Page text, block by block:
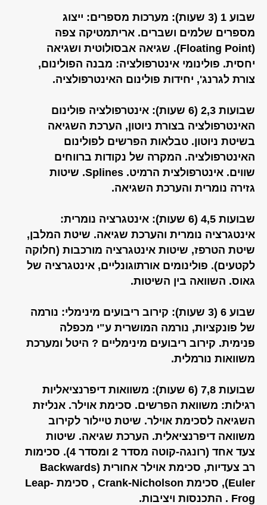
שבוע 1 (3 שעות): מערכות מספרים: ייצוג
מספרים שלמים ושברים. אריתמטיקה צפה
(Floating Point). שגיאה אבסולוטית ושגיאה
יחסית. פולינומי אינטרפולציה: מבנה הפולינום,
צורת לגרנג', יחידות פולינום האינטרפולציה.
שבועות 2,3 (6 שעות): אינטרפולציה פולינום
האינטרפולציה בצורת ניוטון, הערכת השגיאה
בשיטת ניוטון. טבלאות הפרשים לפולינום
האינטרפולציה. המקרה של נקודות ברווחים
שווים. אינטרפולצית הרמיט. Splines. שיטות
גזירה נומרית והערכת השגיאה.
שבועות 4,5 (6 שעות): אינטגרציה נומרית:
אינטגרציה נומרית והערכת שגיאה. שיטת המלבן,
שיטת הטרפז, שיטות אינטגרציה מורכבות (חלוקה
לקטעים). פולינומים אורתוגונליים, אינטגרציה של
גאוס. השוואה בין השיטות.
שבוע 6 (3 שעות): קירוב ריבועים מינימלי: נורמה
של פונקציות, נורמה המושרית ע"י מכפלה
פנימית. קירוב ריבועים מינימליים ? היטל ומערכת
משוואות נורמלית.
שבועות 7,8 (6 שעות): משוואות דיפרנציאליות
רגילות: משוואת הפרשים. סכימת אוילר. אנליזת
השגיאה לסכימת אוילר. שיטת טיילור לקירוב
משוואה דיפרנציאלית. הערכת שגיאה. שיטות
צעד אחד (רונגה-קוטה מסדר 2 ומסדר 4). סכימות
רב צעדיות, סכימת אוילר אחורית (Backwards
Euler), סכימת Crank-Nicholson , סכימת Leap-
Frog . התכנסות ויציבות.